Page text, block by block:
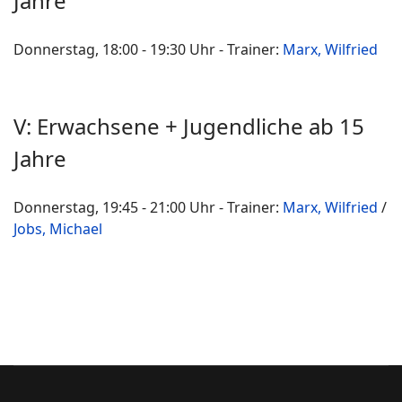
Donnerstag, 18:00 - 19:30 Uhr - Trainer: Marx, Wilfried
V: Erwachsene + Jugendliche ab 15
Jahre
Donnerstag, 19:45 - 21:00 Uhr - Trainer: Marx, Wilfried /
Jobs, Michael